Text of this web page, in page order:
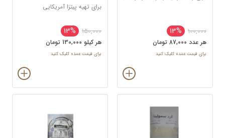
100,000
13%
هر عدد 87,000 تومان
برای قیمت عمده کلیک کنید
برای تهیه پیتزا آمریکایی
150,000
13%
هر کيلو 130,000 تومان
برای قیمت عمده کلیک کنید